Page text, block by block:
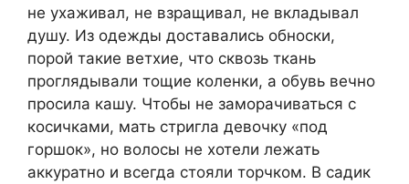
не ухаживал, не взращивал, не вкладывал
душу. Из одежды доставались обноски,
порой такие ветхие, что сквозь ткань
проглядывали тощие коленки, а обувь вечно
просила кашу. Чтобы не заморачиваться с
косичками, мать стригла девочку «под
горшок», но волосы не хотели лежать
аккуратно и всегда стояли торчком. В садик